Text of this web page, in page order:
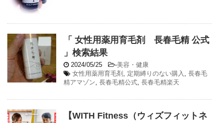
「 女性用薬用育毛剤 長春毛精 公式
」検索結果
2024/05/25 -美容・健康
女性用薬用育毛剤 , 定期縛りのない購入 , 長春毛
精アマゾン, 長春毛精公式, 長春毛精楽天
【WITH Fitness（ウィズフィットネ